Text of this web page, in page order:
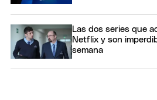
Las dos series que
Netflix y son
semana